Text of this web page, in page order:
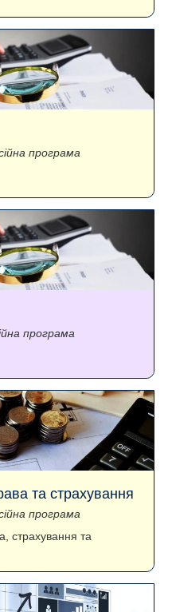
програма
програма
та страхування
програма
страхування та